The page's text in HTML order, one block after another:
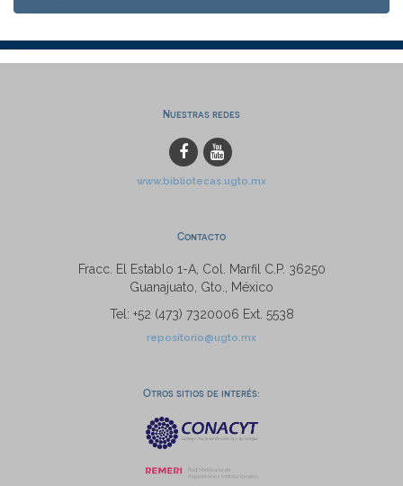
Nuestras redes
www.bibliotecas.ugto.mx
Contacto
Fracc. El Establo 1-A, Col. Marfil C.P. 36250
Guanajuato, Gto., México
Tel: +52 (473) 7320006 Ext. 5538
repositorio@ugto.mx
Otros sitios de interés: